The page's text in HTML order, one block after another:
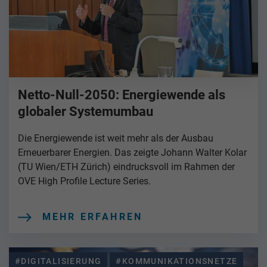
Netto-Null-2050: Energiewende als
globaler Systemumbau
Die Energiewende ist weit mehr als der Ausbau
Erneuerbarer Energien. Das zeigte Johann Walter Kolar
(TU Wien/ETH Zürich) eindrucksvoll im Rahmen der
OVE High Profile Lecture Series.
MEHR ERFAHREN
#DIGITALISIERUNG #KOMMUNIKATIONSNETZE